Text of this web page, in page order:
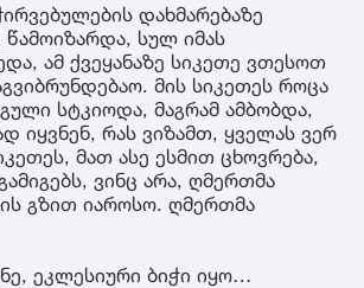
დახმარებაზე
სულ იმას
ამ ქვეყანაზე სიკეთე ვთესოთ
მის სიკეთეს როცა
სტკიოდა, მაგრამ ამბობდა,
იყვნენ, რას ვიზამთ, ყველას ვერ
მათ ასე ესმით ცხოვრება,
ვინც არა, ღმერთმა
გზით იაროსო. ღმერთმა
ეკლესიური ბიჭი იყო…